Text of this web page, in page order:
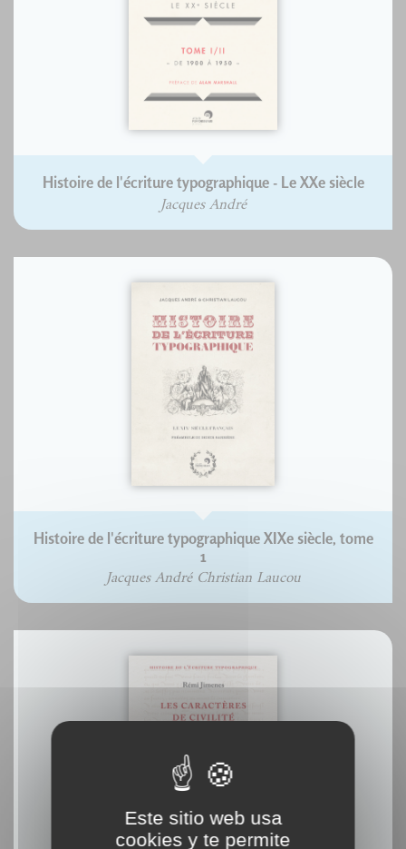
Histoire de l'écriture typographique - Le XXe siècle
Jacques André
Histoire de l'écriture typographique XIXe siècle, tome
1
Jacques André Christian Laucou
Este sitio web usa
cookies y te permite